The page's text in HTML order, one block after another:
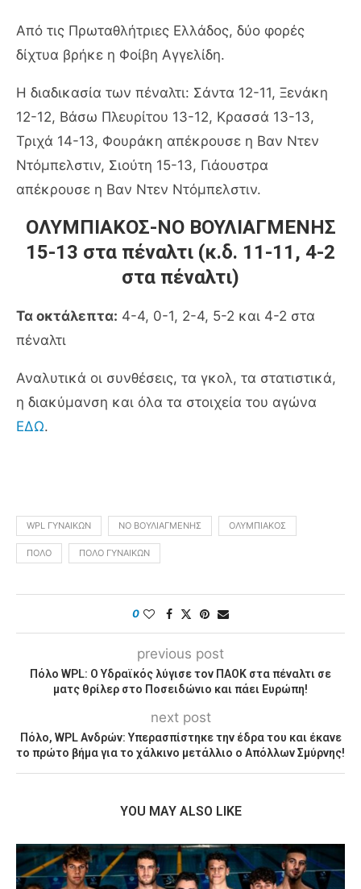
Από τις Πρωταθλήτριες Ελλάδος, δύο φορές
δίχτυα βρήκε η Φοίβη Αγγελίδη.
Η διαδικασία των πέναλτι: Σάντα 12-11, Ξενάκη
12-12, Βάσω Πλευρίτου 13-12, Κρασσά 13-13,
Τριχά 14-13, Φουράκη απέκρουσε η Βαν Ντεν
Ντόμπελστιν, Σιούτη 15-13, Γιάουστρα
απέκρουσε η Βαν Ντεν Ντόμπελστιν.
ΟΛΥΜΠΙΑΚΟΣ-ΝΟ ΒΟΥΛΙΑΓΜΕΝΗΣ
15-13 στα πέναλτι (κ.δ. 11-11, 4-2
στα πέναλτι)
Τα οκτάλεπτα: 4-4, 0-1, 2-4, 5-2 και 4-2 στα
πέναλτι
Αναλυτικά οι συνθέσεις, τα γκολ, τα στατιστικά,
η διακύμανση και όλα τα στοιχεία του αγώνα
ΕΔΩ.
WPL ΓΥΝΑΙΚΏΝ ΝΟ ΒΟΥΛΙΑΓΜΈΝΗΣ ΟΛΥΜΠΙΑΚΌΣ
ΠΌΛΟ ΠΌΛΟ ΓΥΝΑΙΚΏΝ
0
previous post
Πόλο WPL: Ο Υδραϊκός λύγισε τον ΠΑΟΚ στα πέναλτι σε
ματς θρίλερ στο Ποσειδώνιο και πάει Ευρώπη!
next post
Πόλο, WPL Ανδρών: Υπερασπίστηκε την έδρα του και έκανε
το πρώτο βήμα για το χάλκινο μετάλλιο ο Απόλλων Σμύρνης!
YOU MAY ALSO LIKE